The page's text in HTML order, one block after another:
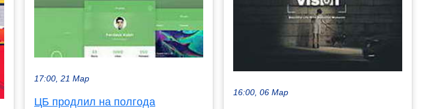
17:00, 21 Мар
ЦБ продлил на полгода
16:00, 06 Мар